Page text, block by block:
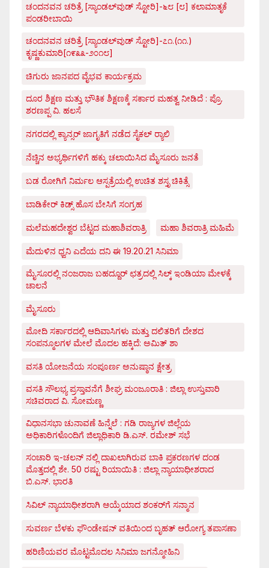
ಚಂದನವನ ಚರಿತ್ರೆ [ಸ್ಯಾಂಡಲ್‌ವುಡ್ ಸ್ಟೋರಿ]-೬೮ [೮] ಕಲಾಮಾತೃಕೆ
ಪಂಡರೀಬಾಯಿ
ಚಂದನವನ ಚರಿತ್ರೆ [ಸ್ಯಾಂಡಲ್‌ವುಡ್ ಸ್ಟೋರಿ]-೭೧.(೧೧.)
ಕೃಷ್ಣಕುಮಾರಿ[೧೯೩೩-೨೦೧೮]
ಚಿಗುರು ಜಾನಪದ ವೈಭವ ಕಾರ್ಯಕ್ರಮ
ದೂರ ಶಿಕ್ಷಣ ಮತ್ತು ಭೌತಿಕ ಶಿಕ್ಷಣಕ್ಕೆ ಸರ್ಕಾರ ಮಹತ್ವ ನೀಡಿದೆ : ಪ್ರೊ.
ಶರಣಪ್ಪ ವಿ. ಹಲಸೆ
ನಗರದಲ್ಲಿ ಕ್ಯಾನ್ಸರ್ ಜಾಗೃತಿಗೆ ನಡೆದ ಸೈಕಲ್ ರ್‍ಯಾಲಿ
ನೆಚ್ಚಿನ ಅಭ್ಯರ್ಥಿಗಳಿಗೆ ಹಕ್ಕು ಚಲಾಯಿಸಿದ ಮೈಸೂರು ಜನತೆ
ಬಡ ರೋಗಿಗೆ ನಿರ್ಮಲ ಆಸ್ಪತ್ರೆಯಲ್ಲಿ ಉಚಿತ ಶಸ್ತೃ ಚಿಕಿತ್ಸೆ
ಬಾಡಿಕೇರ್ ಕಿಡ್ಸ್ ಹೊಸ ಬೇಸಿಗೆ ಸಂಗ್ರಹ
ಮಲೆಮಹದೇಶ್ವರ ಬೆಟ್ಟದ ಮಹಾಶಿವರಾತ್ರಿ ಮಹಾ ಶಿವರಾತ್ರಿ ಮಹಿಮೆ
ಮೆದುಳಿನ ಧ್ವನಿ ಎದೆಯ ದನಿ ಈ 19.20.21 ಸಿನಿಮಾ
ಮೈಸೂರಲ್ಲಿ ನಂಜರಾಜ ಬಹದ್ದೂರ್ ಛತ್ರದಲ್ಲಿ ಸಿಲ್ಕ್ ಇಂಡಿಯಾ ಮೇಳಕ್ಕೆ
ಚಾಲನೆ
ಮೈಸೂರು
ಮೋದಿ ಸರ್ಕಾರದಲ್ಲಿ ಆದಿವಾಸಿಗಳು ಮತ್ತು ದಲಿತರಿಗೆ ದೇಶದ
ಸಂಪನ್ಮೂಲಗಳ ಮೇಲೆ ಮೊದಲ ಹಕ್ಕಿದೆ: ಅಮಿತ್ ಶಾ
ವಸತಿ ಯೋಜನೆಯ ಸಂಪೂರ್ಣ ಅನುಷ್ಠಾನ ಕ್ಷೇತ್ರ
ವಸತಿ ಸೌಲಭ್ಯ ಪ್ರಸ್ತಾವನೆಗೆ ಶೀಘ್ರ ಮಂಜೂರಾತಿ : ಜಿಲ್ಲಾ ಉಸ್ತುವಾರಿ
ಸಚಿವರಾದ ವಿ. ಸೋಮಣ್ಣ
ವಿಧಾನಸಭಾ ಚುನಾವಣೆ ಹಿನ್ನೆಲೆ : ಗಡಿ ರಾಜ್ಯಗಳ ಜಿಲ್ಲೆಯ
ಅಧಿಕಾರಿಗಳೊಂದಿಗೆ ಜಿಲ್ಲಾಧಿಕಾರಿ ಡಿ.ಎಸ್. ರಮೇಶ್ ಸಭೆ
ಸಂಚಾರಿ ಇ-ಚಲನ್ ನಲ್ಲಿ ದಾಖಲಾಗಿರುವ ಬಾಕಿ ಪ್ರಕರಣಗಳ ದಂಡ
ಮೊತ್ತದಲ್ಲಿ ಶೇ. 50 ರಷ್ಟು ರಿಯಾಯಿತಿ : ಜಿಲ್ಲಾ ನ್ಯಾಯಾಧೀಶರಾದ
ಬಿ.ಎಸ್. ಭಾರತಿ
ಸಿವಿಲ್ ನ್ಯಾಯಾಧೀಶರಾಗಿ ಆಯ್ಕೆಯಾದ ಶಂಕರ್‌ಗೆ ಸನ್ಮಾನ
ಸುವರ್ಣ ಬೆಳಕು ಫೌಂಡೇಷನ್ ವತಿಯಿಂದ ಬೃಹತ್ ಆರೋಗ್ಯ ತಪಾಸಣಾ
ಹರಿಣಿಯವರ ಮೊಟ್ಟಮೊದಲ ಸಿನಿಮಾ ಜಗನ್ಮೋಹಿನಿ